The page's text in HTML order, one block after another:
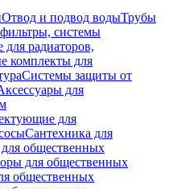
Отвод и подвод водыТрубы
системы
радиаторов,
комплекты для
Системы защиты от
для
для
Сантехника для
общественных
для общественных
общественных